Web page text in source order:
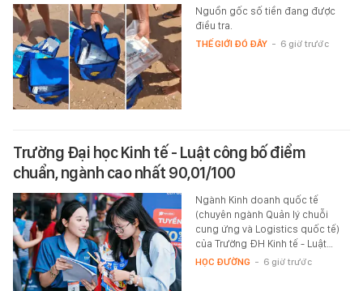
Nguồn gốc số tiền đang được
điều tra.
THẾ GIỚI ĐÓ ĐÂY - 6 giờ trước
Trường Đại học Kinh tế - Luật công bố điểm
chuẩn, ngành cao nhất 90,01/100
Ngành Kinh doanh quốc tế
(chuyên ngành Quản lý chuỗi
cung ứng và Logistics quốc tế)
của Trường ĐH Kinh tế - Luật…
HỌC ĐƯỜNG - 6 giờ trước